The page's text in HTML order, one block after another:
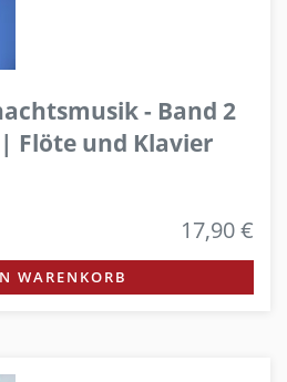
- Band 2
Flöte und Klavier
17,90 €
WARENKORB